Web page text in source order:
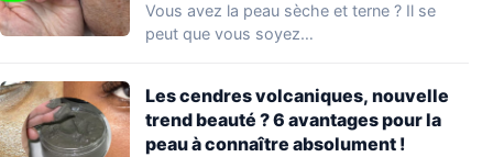
Vous avez la peau sèche et terne ? Il se
peut que vous soyez…
Les cendres volcaniques, nouvelle
trend beauté ? 6 avantages pour la
peau à connaître absolument !